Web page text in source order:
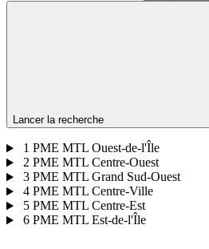
Lancer la recherche
1 PME MTL Ouest-de-l'Île
2 PME MTL Centre-Ouest
3 PME MTL Grand Sud-Ouest
4 PME MTL Centre-Ville
5 PME MTL Centre-Est
6 PME MTL Est-de-l'Île